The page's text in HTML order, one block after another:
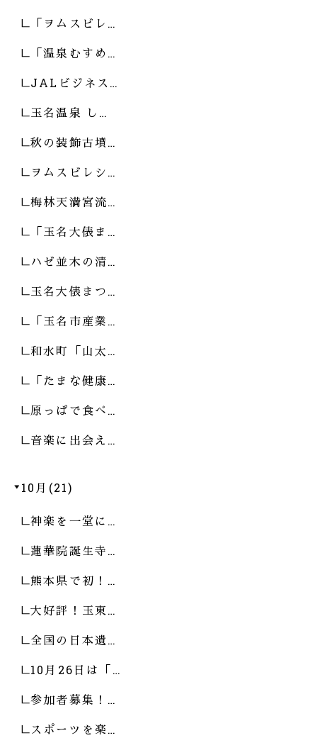
「ヲムスビレ…
「温泉むすめ…
JALビジネス…
玉名温泉 し…
秋の装飾古墳…
ヲムスビレシ…
梅林天満宮流…
「玉名大俵ま…
ハゼ並木の清…
玉名大俵まつ…
「玉名市産業…
和水町「山太…
「たまな健康…
原っぱで食べ…
音楽に出会え…
10月(21)
神楽を一堂に…
蓮華院誕生寺…
熊本県で初！…
大好評！玉東…
全国の日本遺…
10月26日は「…
参加者募集！…
スポーツを楽…